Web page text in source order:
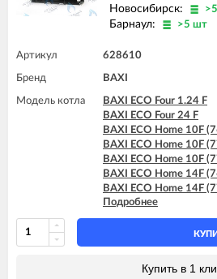
Новосибирск:
Барнаул: >5 шт
Артикул 628610
Бренд BAXI
Модель котла
BAXI ECO Four 1.24 F
BAXI ECO Four 24 F
BAXI ECO Home 10F
BAXI ECO Home 10F
BAXI ECO Home 10F
BAXI ECO Home 14F
BAXI ECO Home 14F
BAXI ECO Home 14F
BAXI ECO Home 24F
BAXI ECO Home 24F
BAXI ECO Home 24F
BAXI ECO-3 Compact
Подробнее
Купить в 1